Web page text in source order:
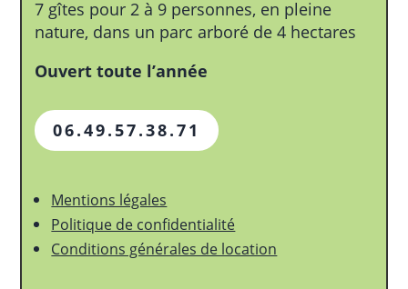
7 gîtes pour 2 à 9 personnes, en pleine
nature, dans un parc arboré de 4 hectares
Ouvert toute l’année
06.49.57.38.71
Mentions légales
Politique de confidentialité
Conditions générales de location